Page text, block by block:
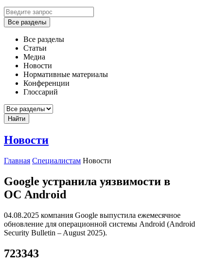
Все разделы
Все разделы
Статьи
Медиа
Новости
Нормативные материалы
Конференции
Глоссарий
Найти
Новости
Главная Специалистам Новости
Google устранила уязвимости в
ОС Android
04.08.2025 компания Google выпустила ежемесячное
обновление для операционной системы Android (Android
Security Bulletin – August 2025).
723343